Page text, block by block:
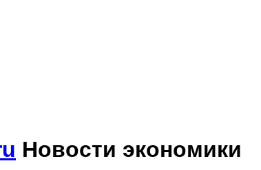
Новости экономики